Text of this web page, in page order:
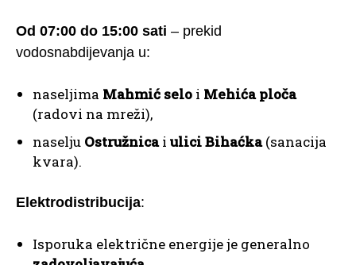
Od 07:00 do 15:00 sati – prekid
vodosnabdijevanja u:
naseljima Mahmić selo i Mehića ploča
(radovi na mreži),
naselju Ostružnicai ulici Bihaćka(sanacija
kvara).
Elektrodistribucija:
Isporuka električne energije je generalno